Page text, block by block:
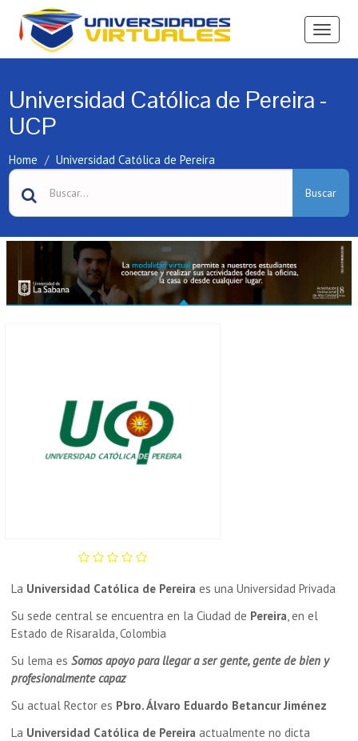
Ver
Universidad Católica de Pereira -
UCP
Home Universidad Católica de Pereira
Buscar
La Universidad Católica de Pereira es una Universidad Privada
Su sede central se encuentra en la Ciudad de Pereira, en el
Estado de Risaralda, Colombia
Su lema es Somos apoyo para llegar a ser gente, gente de bien y
profesionalmente capaz
Su actual Rector es Pbro. Álvaro Eduardo Betancur Jiménez
La Universidad Católica de Pereira actualmente no dicta